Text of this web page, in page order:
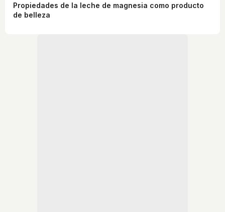
Propiedades de la leche de magnesia como producto
de belleza